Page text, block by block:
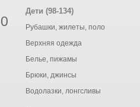
Дети (98-134)
Рубашки, жилеты, поло
Верхняя одежда
Белье, пижамы
Брюки, джинсы
Водолазки, лонгсливы